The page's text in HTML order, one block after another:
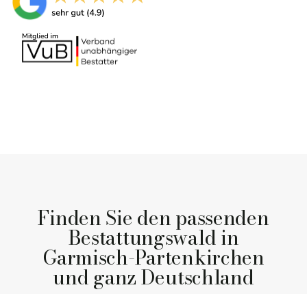
Finden Sie den passenden
Bestattungswald in
Garmisch-Partenkirchen
und ganz Deutschland